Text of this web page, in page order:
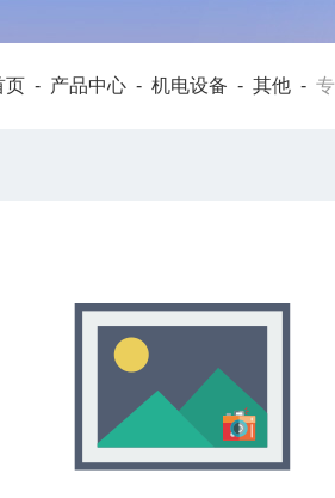
页 - 产品中心 -机电设备 -其他 -